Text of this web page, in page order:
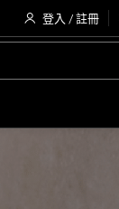
登入 / 註冊